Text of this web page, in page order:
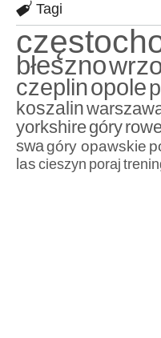
Tagi
błeszno
czeplinopole
koszalin
yorkshiregóry
swagóry opawskie
lascieszyn poraj